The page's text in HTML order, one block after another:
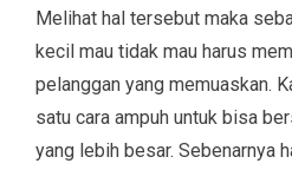
Melihat hal tersebut maka
kecil mau tidak mau harus
pelanggan yang memuaskan.
satu cara ampuh untuk bisa
yang lebih besar. Sebenarnya